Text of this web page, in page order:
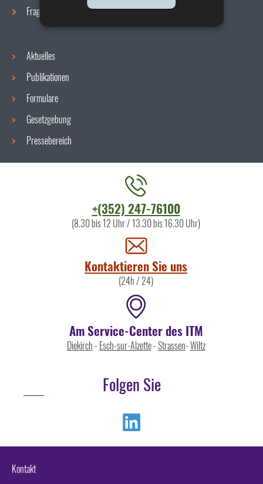
Fragen / Antworten
Aktuelles
Publikationen
Formulare
Gesetzgebung
Pressebereich
+(352) 247-76100
(8.30 bis 12 Uhr / 13.30 bis 16.30 Uhr)
Kontaktieren Sie uns
(24h / 24)
Am Service-Center des ITM
Diekirch- Esch-sur-Alzette-Strassen-Wiltz
Folgen Sie
Kontakt